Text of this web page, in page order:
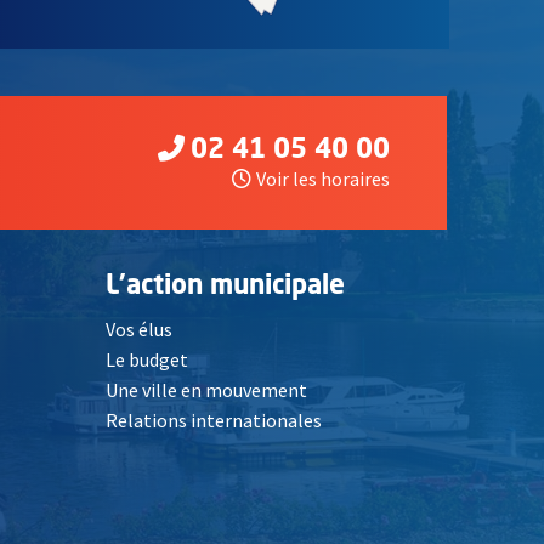
02 41 05 40 00
Voir les horaires
L'action municipale
Vos élus
Le budget
Une ville en mouvement
Relations internationales
Ouvre une nouvelle fenêtre